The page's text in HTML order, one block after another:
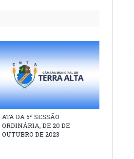
ATA DA 5ª SESSÃO
ORDINÁRIA, DE 20 DE
OUTUBRO DE 2023